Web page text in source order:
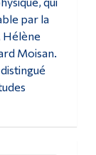
par la
Hélène
Moisan.